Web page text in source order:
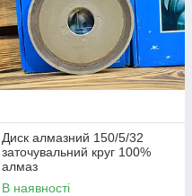
Диск алмазний 150/5/32
заточувальний круг 100%
алмаз
В наявності